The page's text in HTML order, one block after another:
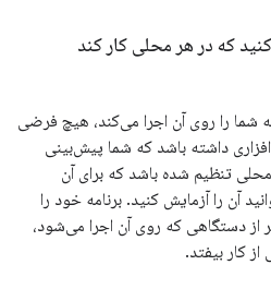
که در هر محلی کار کند
شما را روی آن اجرا می‌کند، هیچ فرضی
داشته باشد که شما پیش‌بینی
تنظیم شده باشد که برای آن
آن را آزمایش کنید. برنامه خود را
دستگاهی که روی آن اجرا می‌شود،
کار بیفتد.